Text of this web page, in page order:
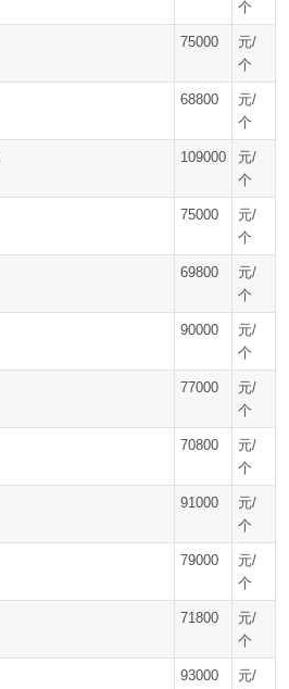
个
75000
元/
个
68800
元/
个
109000
元/
个
75000
元/
个
69800
元/
个
90000
元/
个
77000
元/
个
70800
元/
个
91000
元/
个
79000
元/
个
71800
元/
个
93000
元/